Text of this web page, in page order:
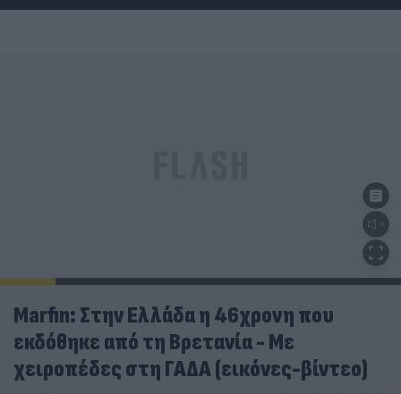
Marfin: Στην Ελλάδα η 46χρονη που
εκδόθηκε από τη Βρετανία - Με
χειροπέδες στη ΓΑΔΑ (εικόνες-βίντεο)